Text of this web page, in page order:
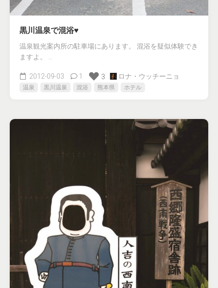
黒川温泉で混浴♥
温泉観光案内所の駐車場にあります。 混浴を疑似体験でき
ますよ。 …
2012-09-03 1 3 ロナ・ウッチーニョ
温泉 黒川温泉 混浴 熊本県 ホテル